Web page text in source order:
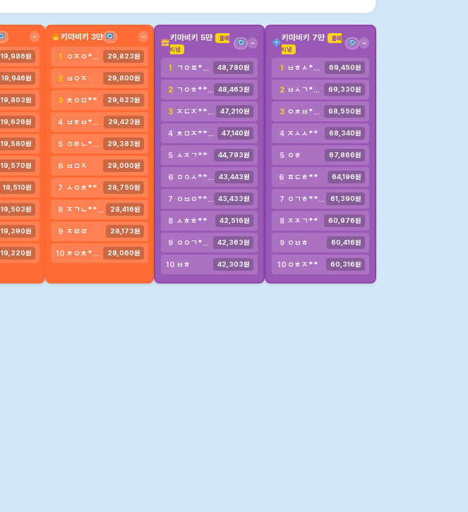
−
19,986원
19,946원
19,803원
19,626원
19,580원
19,570원
19,510원
19,503원
19,390원
19,220원
키마비키 3만 −
1 ㅇㅈㅇ******** 29,823원
2 ㅂㅇㅈ 29,800원
3 ㅊㅇㅁ** 29,623원
4 ㅂㅎㅂ******** 29,423원
5 ㅇㅌㄴ**** 29,383원
6 ㅂㅁㅈ 29,000원
7 ㅅㅇㅊ** 28,750원
8 ㅈㄱㄴ**** 28,416원
9 ㅈㄹㄹ 28,173원
10 ㅊㅇㅊ**** 28,060원
키마비키 5만
플래
티넘
−
1 ㄱㅇㅍ****** 48,780원
2 ㄱㅇㅎ********** 48,463원
3 ㅈㄷㅈ**** 47,210원
4 ㅊㅁㅈ******************** 47,140원
5 ㅅㅈㄱ** 44,793원
6 ㅇㅇㅅ******** 43,443원
7 ㅇㅂㅇ**** 43,433원
8 ㅅㅎㅎ** 42,516원
9 ㅇㅇㄱ************ 42,363원
10 ㅂㅎ 42,303원
키마비키 7만
플래
티넘
−
1 ㅂㅎㅅ******** 69,450원
2 ㅂㅅㄱ************ 69,330원
3 ㅇㅊㅂ**** 68,550원
4 ㅈㅅㅅ** 68,340원
5 ㅇㅎ 67,866원
6 ㅍㄷㅎ** 64,196원
7 ㅇㄱㅎ****** 61,390원
8 ㅈㅈㄱ** 60,976원
9 ㅇㅂㅎ 60,416원
10 ㅇㅎㅈ** 60,316원